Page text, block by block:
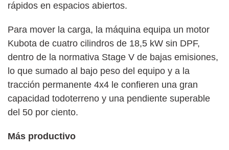
rápidos en espacios abiertos.
Para mover la carga, la máquina equipa un motor
Kubota de cuatro cilindros de 18,5 kW sin DPF,
dentro de la normativa Stage V de bajas emisiones,
lo que sumado al bajo peso del equipo y a la
tracción permanente 4x4 le confieren una gran
capacidad todoterreno y una pendiente superable
del 50 por ciento.
Más productivo